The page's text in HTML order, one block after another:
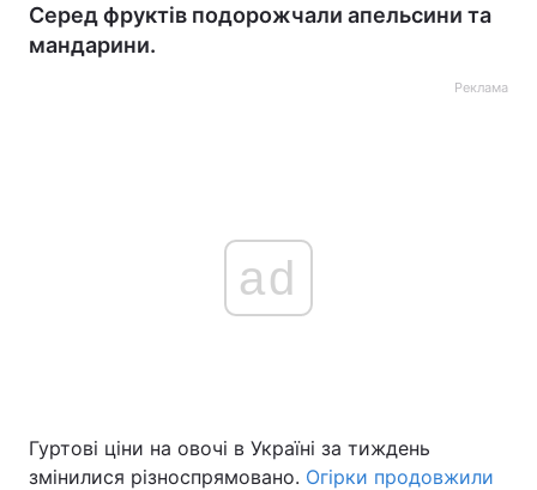
Серед фруктів подорожчали апельсини та
мандарини.
Реклама
ad
Гуртові ціни на овочі в Україні за тиждень
змінилися різноспрямовано. Огірки продовжили